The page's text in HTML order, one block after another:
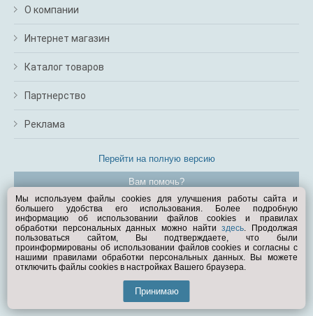
О компании
Интернет магазин
Каталог товаров
Партнерство
Реклама
Перейти на полную версию
Вам помочь?
© Exist.ru 1998—2026
Мы используем файлы cookies для улучшения работы сайта и
большего удобства его использования. Более подробную
информацию об использовании файлов cookies и правилах
обработки персональных данных можно найтиздесь. Продолжая
пользоваться сайтом, Вы подтверждаете, что были
проинформированы об использовании файлов cookies и согласны с
нашими правилами обработки персональных данных. Вы можете
отключить файлы cookies в настройках Вашего браузера.
Принимаю